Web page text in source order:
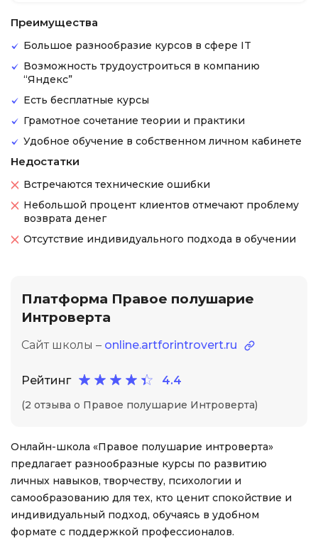
Преимущества
Большое разнообразие курсов в сфере IT
Возможность трудоустроиться в компанию
“Яндекс”
Есть бесплатные курсы
Грамотное сочетание теории и практики
Удобное обучение в собственном личном кабинете
Недостатки
Встречаются технические ошибки
Небольшой процент клиентов отмечают проблему
возврата денег
Отсутствие индивидуального подхода в обучении
Платформа Правое полушарие
Интроверта
Сайт школы – online.artforintrovert.ru
Рейтинг 4.4
(2 отзыва о Правое полушарие Интроверта)
Онлайн-школа «Правое полушарие интроверта»
предлагает разнообразные курсы по развитию
личных навыков, творчеству, психологии и
самообразованию для тех, кто ценит спокойствие и
индивидуальный подход, обучаясь в удобном
формате с поддержкой профессионалов.